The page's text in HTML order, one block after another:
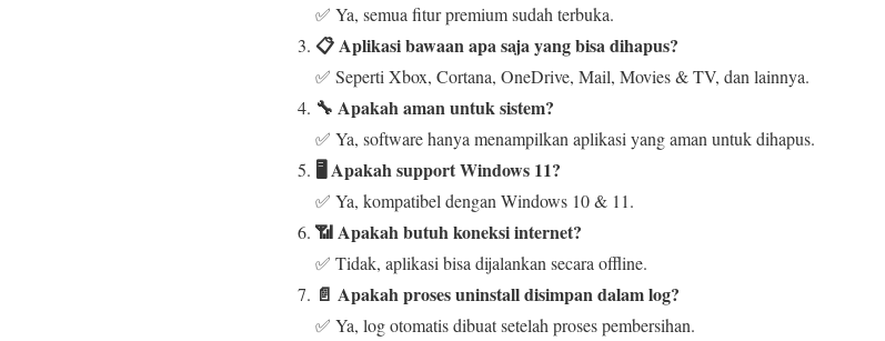
✅ Ya, semua fitur premium sudah terbuka.
📋 Aplikasi bawaan apa saja yang bisa dihapus?
✅ Seperti Xbox, Cortana, OneDrive, Mail, Movies & TV, dan lainnya.
🔧 Apakah aman untuk sistem?
✅ Ya, software hanya menampilkan aplikasi yang aman untuk dihapus.
🖥️ Apakah support Windows 11?
✅ Ya, kompatibel dengan Windows 10 & 11.
📶 Apakah butuh koneksi internet?
✅ Tidak, aplikasi bisa dijalankan secara offline.
📄 Apakah proses uninstall disimpan dalam log?
✅ Ya, log otomatis dibuat setelah proses pembersihan.